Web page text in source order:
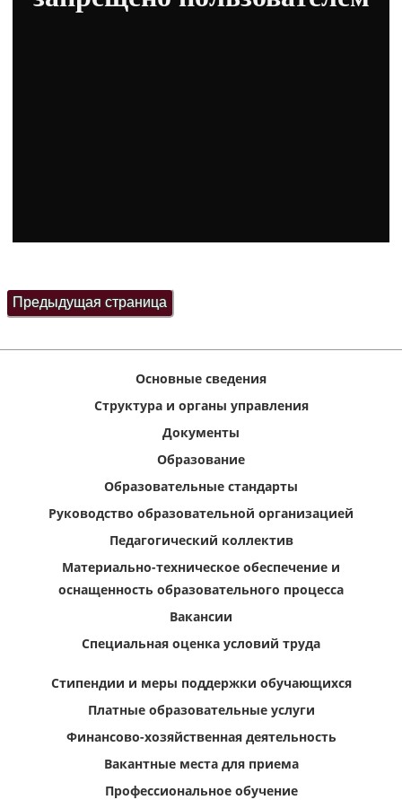
Основные сведения
Структура и органы управления
Документы
Образование
Образовательные стандарты
Руководство образовательной организацией
Педагогический коллектив
Материально-техническое обеспечение и
оснащенность образовательного процесса
Вакансии
Специальная оценка условий труда
Стипендии и меры поддержки обучающихся
Платные образовательные услуги
Финансово-хозяйственная деятельность
Вакантные места для приема
Профессиональное обучение